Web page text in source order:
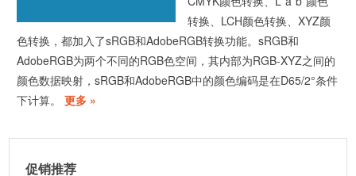
转换、LCH颜色转换、XYZ颜
色转换，都加入了sRGB和AdobeRGB转换功能。sRGB和
AdobeRGB为两个不同的RGB色空间，其内部为RGB-XYZ之间的
颜色数据映射，sRGB和AdobeRGB中的颜色编码是在D65/2°条件
下计算。
更多 »
促销推荐